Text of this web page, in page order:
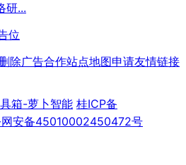
研...
除广告合作站点地图申请友情链接
箱-萝卜智能 桂ICP备
安备45010002450472号